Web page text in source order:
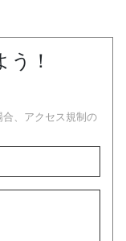
！
合、アクセス規制の